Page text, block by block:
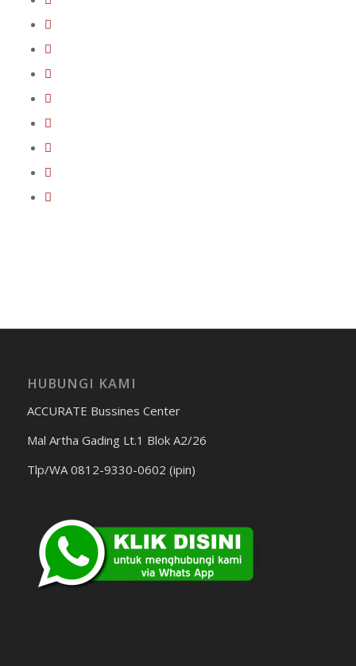
HUBUNGI KAMI
ACCURATE Bussines Center
Mal Artha Gading Lt.1 Blok A2/26
Tlp/WA 0812-9330-0602 (ipin)